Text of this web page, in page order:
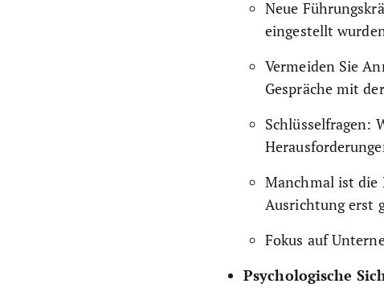
Neue
eingestellt
Vermeiden Sie
Gespräche mit
Schlüsselfragen:
Manchmal ist die
Ausrichtung erst
Fokus auf
Psychologische